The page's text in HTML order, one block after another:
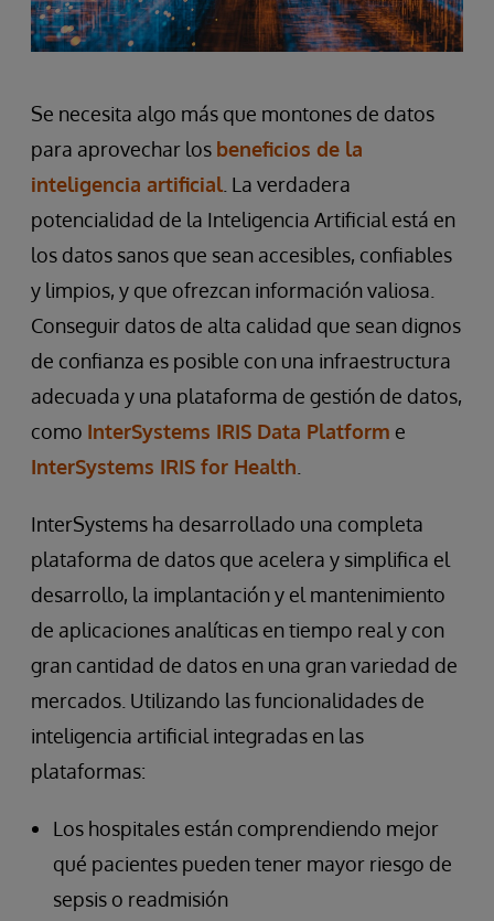
Se necesita algo más que montones de datos
para aprovechar los beneficios de la
inteligencia artificial . La verdadera
potencialidad de la Inteligencia Artificial está en
los datos sanos que sean accesibles, confiables
y limpios, y que ofrezcan información valiosa.
Conseguir datos de alta calidad que sean dignos
de confianza es posible con una infraestructura
adecuada y una plataforma de gestión de datos,
como InterSystems IRIS Data Platform e
InterSystems IRIS for Health
InterSystems ha desarrollado una completa
plataforma de datos que acelera y simplifica el
desarrollo, la implantación y el mantenimiento
de aplicaciones analíticas en tiempo real y con
gran cantidad de datos en una gran variedad de
mercados. Utilizando las funcionalidades de
inteligencia artificial integradas en las
plataformas:
Los hospitales están comprendiendo mejor
qué pacientes pueden tener mayor riesgo de
sepsis o readmisión